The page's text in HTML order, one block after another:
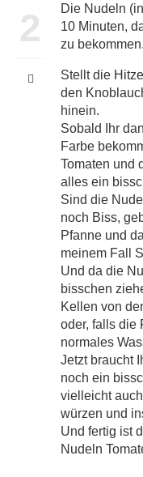
2
Die Nudeln
10 Minuten,
zu bekommen.
Stellt die
den
hinein.
Sobald Ihr
Farbe
Tomaten und
alles ein
Sind die
noch Biss,
Pfanne und
meinem Fall
Und da die
bisschen
Kellen von
oder, falls die
normales
Jetzt braucht
noch ein
vielleicht
würzen und
Und fertig ist
Nudeln